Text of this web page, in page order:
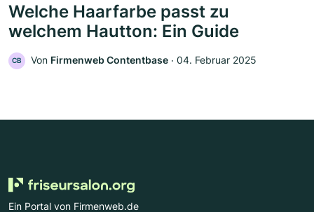
Welche Haarfarbe passt zu
welchem Hautton: Ein Guide
CB Von Firmenweb Contentbase ‧ 04. Februar 2025
Ein Portal von Firmenweb.de